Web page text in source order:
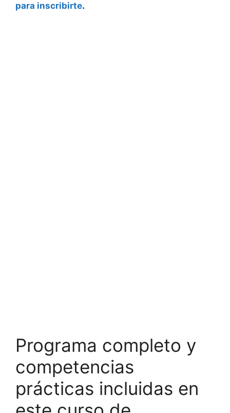
para inscribirte.
Programa completo y
competencias
prácticas incluidas en